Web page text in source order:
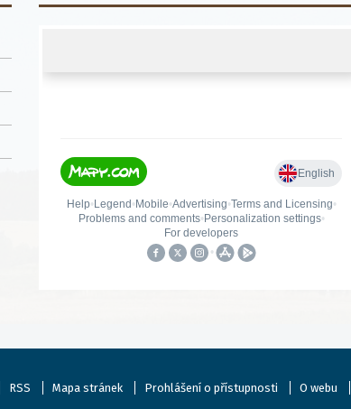
RSS Mapa stránek Prohlášení o přístupnosti O webu